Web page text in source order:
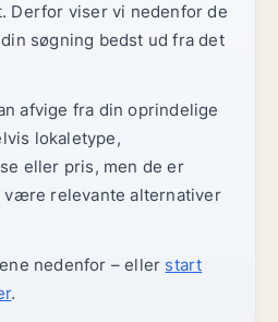
Derfor viser vi nedenfor de
søgning bedst ud fra det
afvige fra din oprindelige
lokaletype,
eller pris, men de er
være relevante alternativer
nedenfor – eller start
.